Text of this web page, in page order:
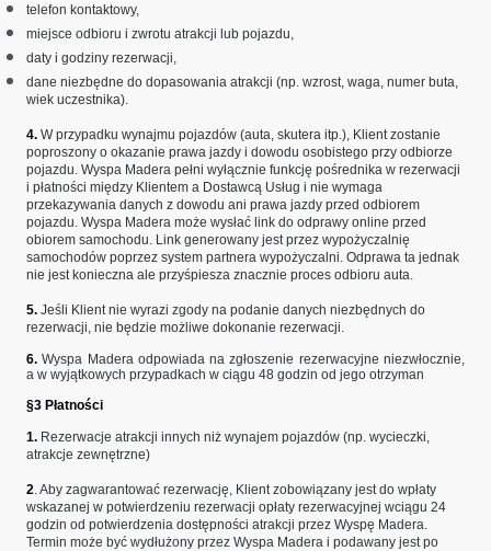
telefon kontaktowy,
miejsce odbioru i zwrotu atrakcji lub pojazdu,
daty i godziny rezerwacji,
dane niezbędne do dopasowania atrakcji (np. wzrost, waga, numer buta,
wiek uczestnika).
4. W przypadku wynajmu pojazdów (auta, skutera itp.), Klient zostanie
poproszony o okazanie prawa jazdy i dowodu osobistego przy odbiorze
pojazdu. Wyspa Madera pełni wyłącznie funkcję pośrednika w rezerwacji
i płatności między Klientem a Dostawcą Usług i nie wymaga
przekazywania danych z dowodu ani prawa jazdy przed odbiorem
pojazdu. Wyspa Madera może wysłać link do odprawy online przed
obiorem samochodu. Link generowany jest przez wypożyczalnię
samochodów poprzez system partnera wypożyczalni. Odprawa ta jednak
nie jest konieczna ale przyśpiesza znacznie proces odbioru auta.
5. Jeśli Klient nie wyrazi zgody na podanie danych niezbędnych do
rezerwacji, nie będzie możliwe dokonanie rezerwacji.
6. Wyspa Madera odpowiada na zgłoszenie rezerwacyjne niezwłocznie,
a w wyjątkowych przypadkach w ciągu 48 godzin od jego otrzyman
§3 Płatności
1. Rezerwacje atrakcji innych niż wynajem pojazdów (np. wycieczki,
atrakcje zewnętrzne)
2. Aby zagwarantować rezerwację, Klient zobowiązany jest do wpłaty
wskazanej w potwierdzeniu rezerwacji opłaty rezerwacyjnej wciągu 24
godzin od potwierdzenia dostępności atrakcji przez Wyspę Madera.
Termin może być wydłużony przez Wyspa Madera i podawany jest po